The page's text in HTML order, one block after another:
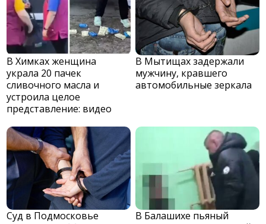
В Химках женщина
украла 20 пачек
сливочного масла и
устроила целое
представление: видео
В Мытищах задержали
мужчину, кравшего
автомобильные зеркала
Суд в Подмосковье
В Балашихе пьяный